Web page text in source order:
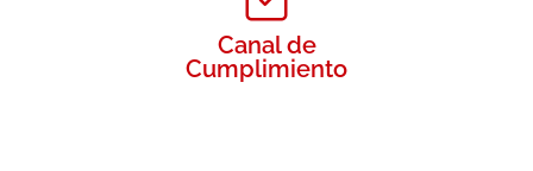
Canal de
Cumplimiento